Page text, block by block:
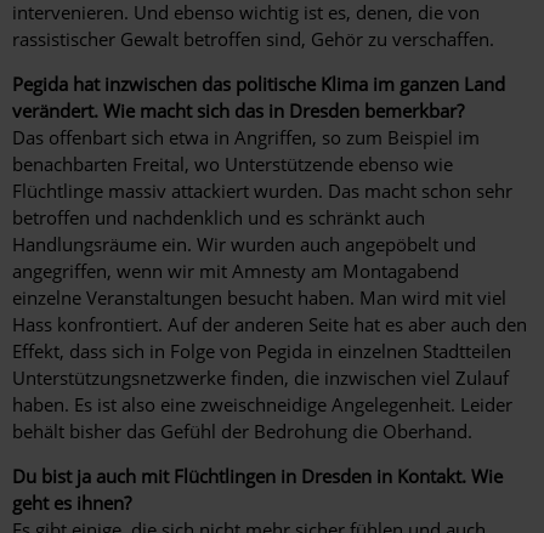
intervenieren. Und ebenso wichtig ist es, denen, die von
rassistischer Gewalt betroffen sind, Gehör zu verschaffen.
Pegida hat inzwischen das politische Klima im ganzen Land
verändert. Wie macht sich das in Dresden bemerkbar?
Das offenbart sich etwa in Angriffen, so zum Beispiel im
benachbarten Freital, wo Unterstützende ebenso wie
Flüchtlinge massiv attackiert wurden. Das macht schon sehr
betroffen und nachdenklich und es schränkt auch
Handlungsräume ein. Wir wurden auch angepöbelt und
angegriffen, wenn wir mit Amnesty am Montagabend
einzelne Veranstaltungen besucht haben. Man wird mit viel
Hass konfrontiert. Auf der anderen Seite hat es aber auch den
Effekt, dass sich in Folge von Pegida in einzelnen Stadtteilen
Unterstützungsnetzwerke finden, die inzwischen viel Zulauf
haben. Es ist also eine zweischneidige Angelegenheit. Leider
behält bisher das Gefühl der Bedrohung die Oberhand.
Du bist ja auch mit Flüchtlingen in Dresden in Kontakt. Wie
geht es ihnen?